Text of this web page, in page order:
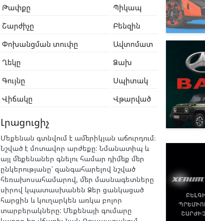
Թափքը
Պիկապ
Շարժիչը
Բենզին
Փոխանցման տուփը
Ավտոմատ
Ղեկը
Ձախ
Գույնը
Սպիտակ
Վիճակը
Վթարված
Լրացուցիչ
Մեքենան գտնվում է ամերիկյան աճուրդում։
Նշված է մոտավոր արժեքը: Նմանատիպ և
այլ մեքենաներ գնելու համար դիմեք մեր
ընկերությանը՝ զանգահարելով նշված
հեռախոսահամարով, մեր մասնագետները
սիրով կպատասխանեն Ձեր ցանկացած
հարցին և կուղարկեն առկա բոլոր
տարբերակները: Մեքենայի գումարը